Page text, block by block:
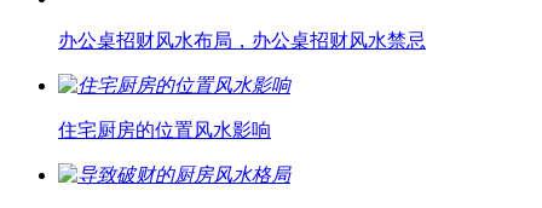
办公桌招财风水布局，办公桌招财风水禁忌
住宅厨房的位置风水影响